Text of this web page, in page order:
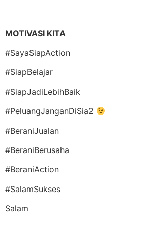
MOTIVASI KITA
#SayaSiapAction
#SiapBelajar
#SiapJadiLebihBaik
#PeluangJanganDiSia2
#BeraniJualan
#BeraniBerusaha
#BeraniAction
#SalamSukses
Salam